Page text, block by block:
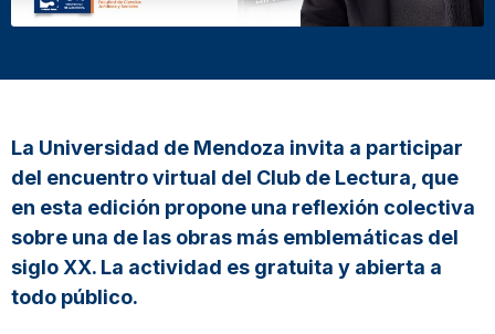
La Universidad de Mendoza invita a participar
del encuentro virtual del Club de Lectura, que
en esta edición propone una reflexión colectiva
sobre una de las obras más emblemáticas del
siglo XX. La actividad es gratuita y abierta a
todo público.